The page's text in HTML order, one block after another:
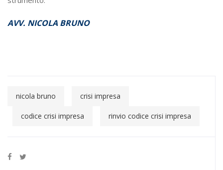
AVV. NICOLA BRUNO
nicola bruno crisi impresa
codice crisi impresa rinvio codice crisi impresa